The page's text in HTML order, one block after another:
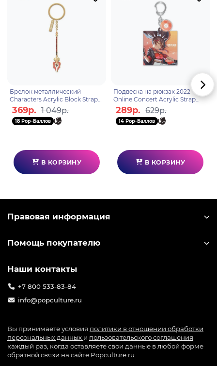
опыт, является очень милым и заботливым
парнем. Для него подчиненные - это не просто
солдаты, для Горо их благополучие не менее
важно, чем победа в войне. Звериные воля и
интуиция всегда помогают ему найти путь к
победе, даже в самой безнадежной ситуации.
Брелок металлический
Characters Acrylic Block Strap
Albedo 6974696617542
369р. 1 049р.
18 Pop-Баллов
В КОРЗИНУ
Подвеска на рюкзак 2022
Online Concert Acrylic Strap
Xinyan 6975628240302
289р. 629р.
14 Pop-Баллов
В КОРЗИНУ
Правовая информация
Помощь покупателю
Наши контакты
+7 800 533-83-84
info@popculture.ru
Вы принимаете условия политики в отношении обработки
персональных данных и пользовательского соглашения
каждый раз, когда оставляете свои данные в любой форме
обратной связи на сайте Popculture.ru